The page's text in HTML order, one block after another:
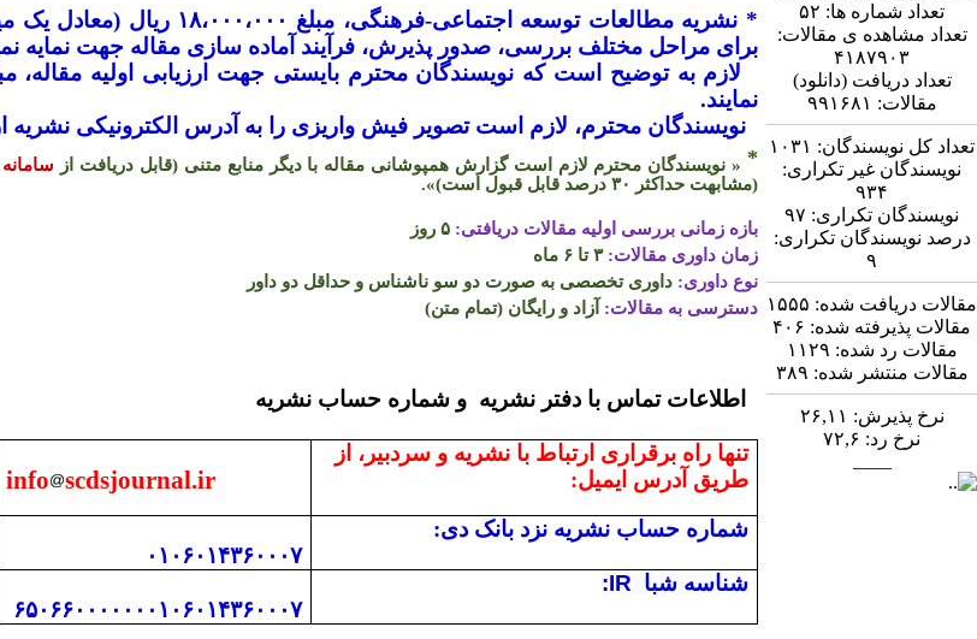
تعداد شماره ها: ۵۲
تعداد مشاهده ی مقالات:
۴۱۸۷۹۰۳
تعداد دریافت (دانلود)
مقالات: ۹۹۱۶۸۱
تعداد کل نویسندگان: ۱۰۳۱
نویسندگان غیر تکراری:
۹۳۴
نویسندگان تکراری: ۹۷
درصد نویسندگان تکراری:
۹
مقالات دریافت شده: ۱۵۵۵
مقالات پذیرفته شده: ۴۰۶
مقالات رد شده: ۱۱۲۹
مقالات منتشر شده: ۳۸۹
نرخ پذیرش: ۲۶,۱۱
نرخ رد: ۷۲,۶
* نشریه مطالعات توسعه اجتماعی-
فرهنگی، مبلغ
برای مراحل مختلف بررسی، صدور پذیرش، فرآیند آماده سازی مقاله جهت نمایه
نمایند.
نویسندگان محترم، لازم است تصویر فیش واریزی را به آدرس الکترونیکی نشریه
* « نویسندگان محترم لازم است گزارش همپوشانی مقاله با دیگر منابع متنی (قابل دریافت از
(مشابهت حداکثر
۳۰ درصد قابل قبول است)«
.
بازه زمانی بررسی اولیه مقالات دریافتی: ۵ روز
زمان داوری مقالات:۳ تا ۶ ماه
نوع داوری: داوری تخصصی به صورت دو سو ناشناس و حداقل دو داور
دسترسی به مقالات: آزاد و رایگان (تمام متن)
اطلاعات تماس با دفتر نشریه
تنها راه برقراری ارتباط با نشریه و سردبیر، از
طریق آدرس ایمیل:
info scdsjournal.ir
شماره حساب نشریه نزد بانک دی:
۰۱۰۶۰۱۴۳۶۰۰۰۷
شناسه شبا :IR
۶۵۰۶۶۰۰۰۰۰۰۰۱۰۶۰۱۴۳۶۰۰۰۷